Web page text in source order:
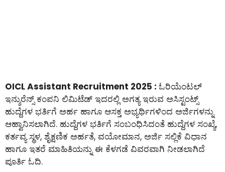
OICL Assistant Recruitment 2025 : ಓರಿಯೆಂಟಲ್
ಇನ್ಶುರೆನ್ಸ್ ಕಂಪನಿ ಲಿಮಿಟೆಡ್ ಇದರಲ್ಲಿ ಅಗತ್ಯ ಇರುವ ಅಸಿಸ್ಟಂಟ್ಸ್
ಹುದ್ದೆಗಳ ಭರ್ತಿಗೆ ಅರ್ಹ ಹಾಗೂ ಆಸಕ್ತ ಅಭ್ಯರ್ಥಿಗಳಿಂದ ಅರ್ಜಿಗಳನ್ನು
ಆಹ್ವಾನಿಸಲಾಗಿದೆ. ಹುದ್ದೆಗಳ ಭರ್ತಿಗೆ ಸಂಬಂಧಿಸಿದಂತೆ ಹುದ್ದೆಗಳ ಸಂಖ್ಯೆ,
ಕರ್ತವ್ಯ ಸ್ಥಳ, ಶೈಕ್ಷಣಿಕ ಅರ್ಹತೆ, ವಯೋಮಾನ, ಅರ್ಜಿ ಸಲ್ಲಿಕೆ ವಿಧಾನ
ಹಾಗೂ ಇತರೆ ಮಾಹಿತಿಯನ್ನು ಈ ಕೆಳಗಡೆ ವಿವರವಾಗಿ ನೀಡಲಾಗಿದೆ
ಪೂರ್ತಿ ಓದಿ.